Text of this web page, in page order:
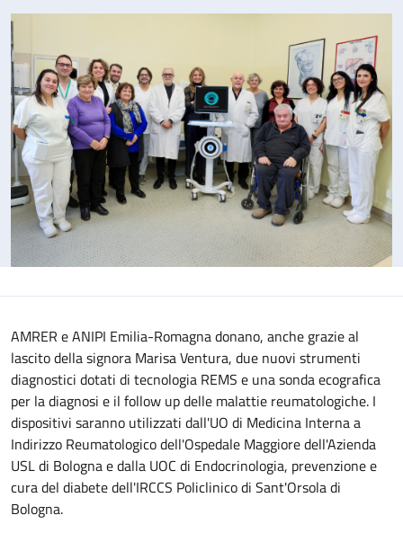
AMRER e ANIPI Emilia-Romagna donano, anche grazie al
lascito della signora Marisa Ventura, due nuovi strumenti
diagnostici dotati di tecnologia REMS e una sonda ecografica
per la diagnosi e il follow up delle malattie reumatologiche. I
dispositivi saranno utilizzati dall'UO di Medicina Interna a
Indirizzo Reumatologico dell'Ospedale Maggiore dell'Azienda
USL di Bologna e dalla UOC di Endocrinologia, prevenzione e
cura del diabete dell'IRCCS Policlinico di Sant'Orsola di
Bologna.